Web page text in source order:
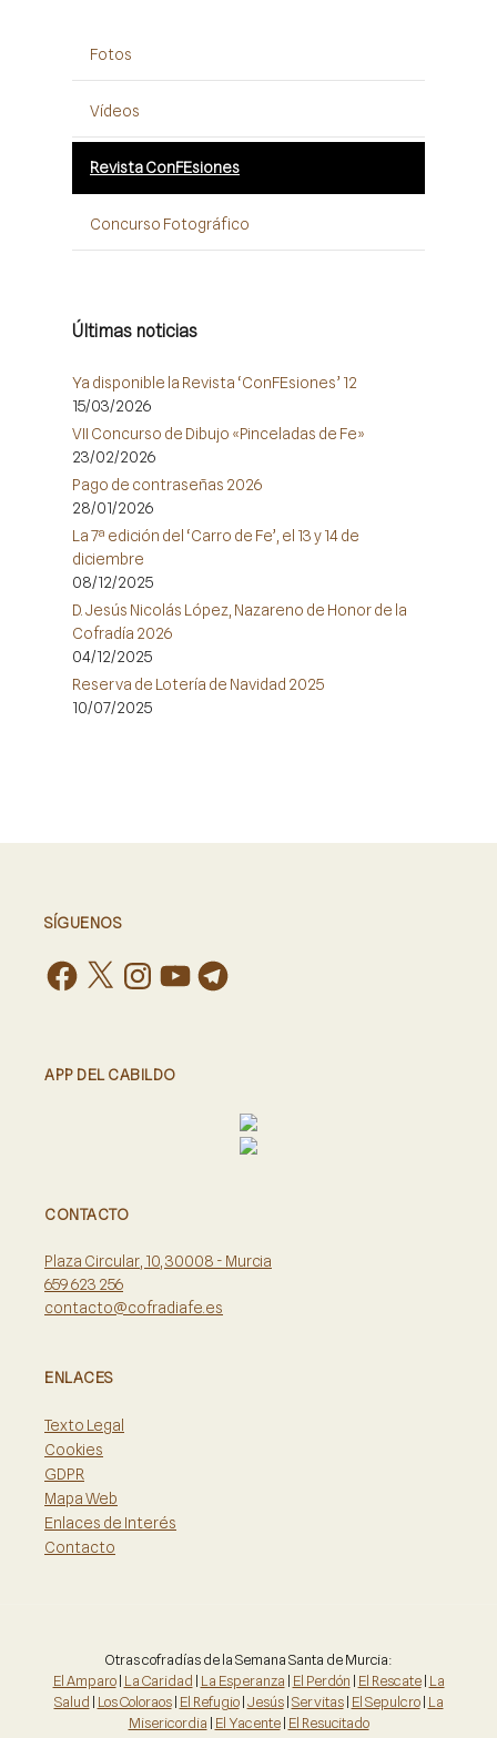
Fotos
Vídeos
Revista ConFEsiones
Concurso Fotográfico
Últimas noticias
Ya disponible la Revista ‘ConFEsiones’ 12
15/03/2026
VII Concurso de Dibujo «Pinceladas de Fe»
23/02/2026
Pago de contraseñas 2026
28/01/2026
La 7ª edición del ‘Carro de Fe’, el 13 y 14 de
diciembre
08/12/2025
D. Jesús Nicolás López, Nazareno de Honor de la
Cofradía 2026
04/12/2025
Reserva de Lotería de Navidad 2025
10/07/2025
SÍGUENOS
APP DEL CABILDO
CONTACTO
Plaza Circular, 10, 30008 - Murcia
659 623 256
contacto@cofradiafe.es
ENLACES
Texto Legal
Cookies
GDPR
Mapa Web
Enlaces de Interés
Contacto
Otras cofradías de la Semana Santa de Murcia:
El Amparo| La Caridad | La Esperanza | El Perdón | El Rescate| La
Salud | Los Coloraos| El Refugio|Jesús|Servitas| El Sepulcro| La
Misericordia | El Yacente| El Resucitado